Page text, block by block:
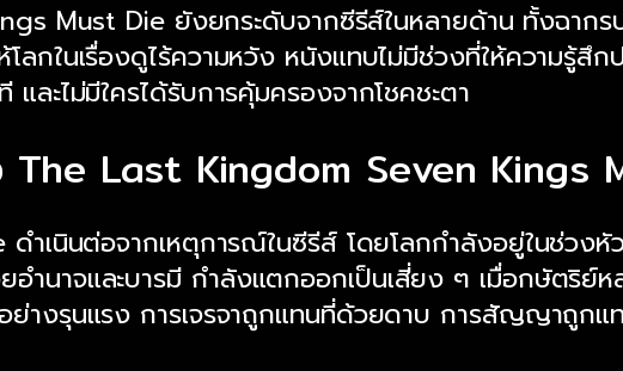
Must Die ยังยกระดับจากซีรีส์ในหลายด้าน ทั้งฉาก
ห้โลกในเรื่องดูไร้ความหวัง หนังแทบไม่มีช่วงที่ให้ความ
และไม่มีใครได้รับการคุ้มครองจากโชคชะตา
The Last Kingdom Seven Kings
ำเนินต่อจากเหตุการณ์ในซีรีส์ โดยโลกกำลังอยู่ในช่ว
อำนาจและบารมี กำลังแตกออกเป็นเสี่ยง ๆ เมื่อกษัตริ
ย่างรุนแรง การเจรจาถูกแทนที่ด้วยดาบ การสัญญาถูก